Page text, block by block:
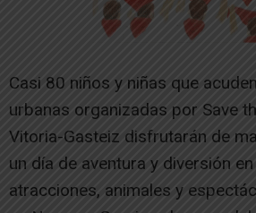
Casi 80 niños y niñas que
urbanas organizadas por Save
Vitoria-Gasteiz disfrutarán de
un día de aventura y diversión
atracciones, animales y